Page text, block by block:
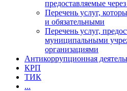
предоставляемые
Перечень услуг,
и обязательными
Перечень услуг,
муниципальными
организациями
Антикоррупционная
КРП
ТИК
...